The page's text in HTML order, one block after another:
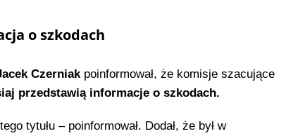
o szkodach
Czerniak poinformował, że komisje szacujące
przedstawią informacje o szkodach.
tytułu – poinformował. Dodał, że był w